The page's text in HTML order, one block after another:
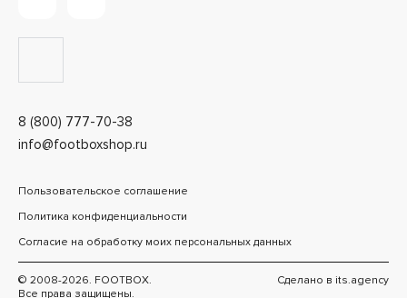
8 (800) 777-70-38
info@footboxshop.ru
Пользовательское соглашение
Политика конфиденциальности
Согласие на обработку моих персональных данных
© 2008-2026. FOOTBOX.
Все права защищены.
Сделано в its.agency